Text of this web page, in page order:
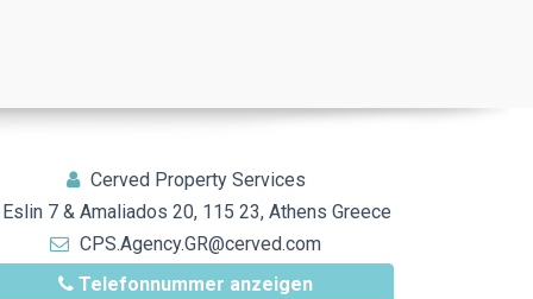
Cerved Property Services
7 & Amaliados 20, 115 23, Athens Greece
CPS.Agency.GR@cerved.com
Telefonnummer anzeigen